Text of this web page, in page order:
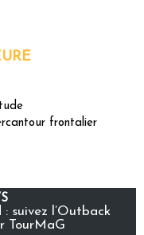
frontalier
suivez l’Outback
TourMaG